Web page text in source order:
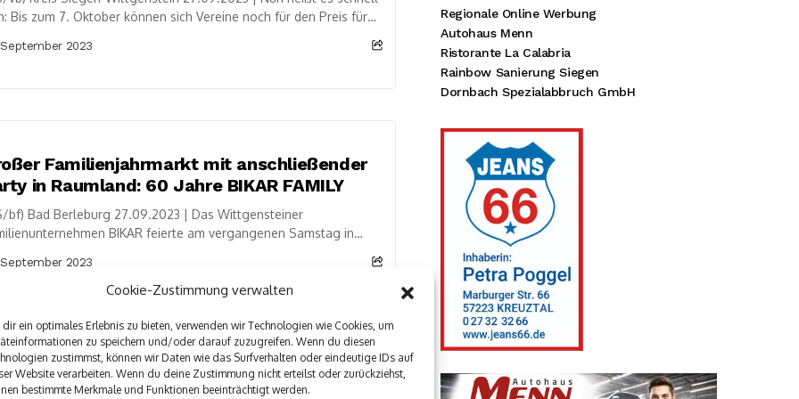
Cookie-Zustimmung verwalten
dir ein optimales Erlebnis zu bieten, verwenden wir Technologien wie Cookies, um
zu speichern und/oder darauf zuzugreifen. Wenn du diesen
zustimmst, können wir Daten wie das Surfverhalten oder eindeutige IDs auf
Website verarbeiten. Wenn du deine Zustimmung nicht erteilst oder zurückziehst,
bestimmte Merkmale und Funktionen beeinträchtigt werden.
Bis zum 7. Oktober können sich Vereine noch für den Preis für
2023
Familienjahrmarkt mit anschließender
in Raumland: 60 Jahre BIKAR FAMILY
bf) Bad Berleburg 27.09.2023 | Das Wittgensteiner
BIKAR feierte am vergangenen Samstag in
und...
2023
der Bauhandwerks-Kammersieger
Regionale Online Werbung
Autohaus Menn
Ristorante La Calabria
Rainbow Sanierung Siegen
Dornbach Spezialabbruch GmbH